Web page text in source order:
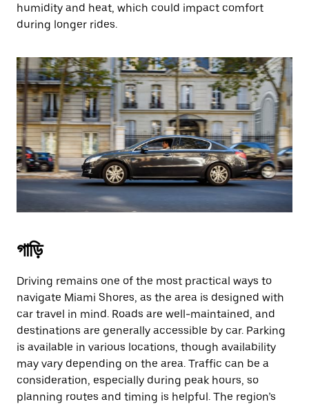
humidity and heat, which could impact comfort
during longer rides.
গাড়ি
Driving remains one of the most practical ways to
navigate Miami Shores, as the area is designed with
car travel in mind. Roads are well-maintained, and
destinations are generally accessible by car. Parking
is available in various locations, though availability
may vary depending on the area. Traffic can be a
consideration, especially during peak hours, so
planning routes and timing is helpful. The region’s